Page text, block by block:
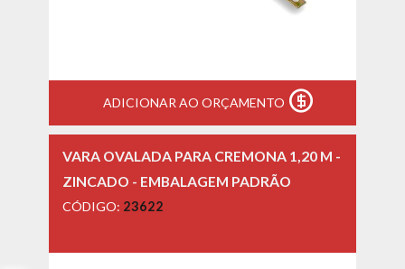
ADICIONAR AO ORÇAMENTO
VARA OVALADA PARA CREMONA 1,20 M -
ZINCADO - EMBALAGEM PADRÃO
CÓDIGO: 23622